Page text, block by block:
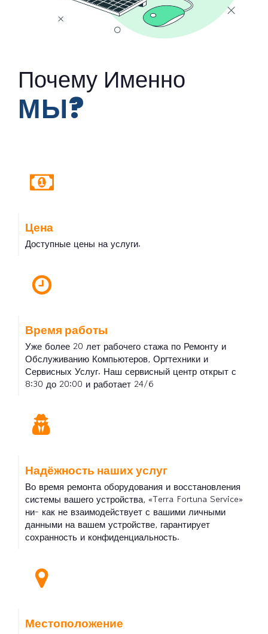
Почему Именно
МЫ?
Цена
Доступные цены на услуги.
Время работы
Уже более 20 лет рабочего стажа по Ремонту и
Обслуживанию Компьютеров, Оргтехники и
Сервисных Услуг. Наш сервисный центр открыт с
8:30 до 20:00 и работает 24/6
Надёжность наших услуг
Во время ремонта оборудования и восстановления
системы вашего устройства, «Terra Fortuna Service»
ни- как не взаимодействует с вашими личными
данными на вашем устройстве, гарантирует
сохранность и конфиденциальность.
Местоположение